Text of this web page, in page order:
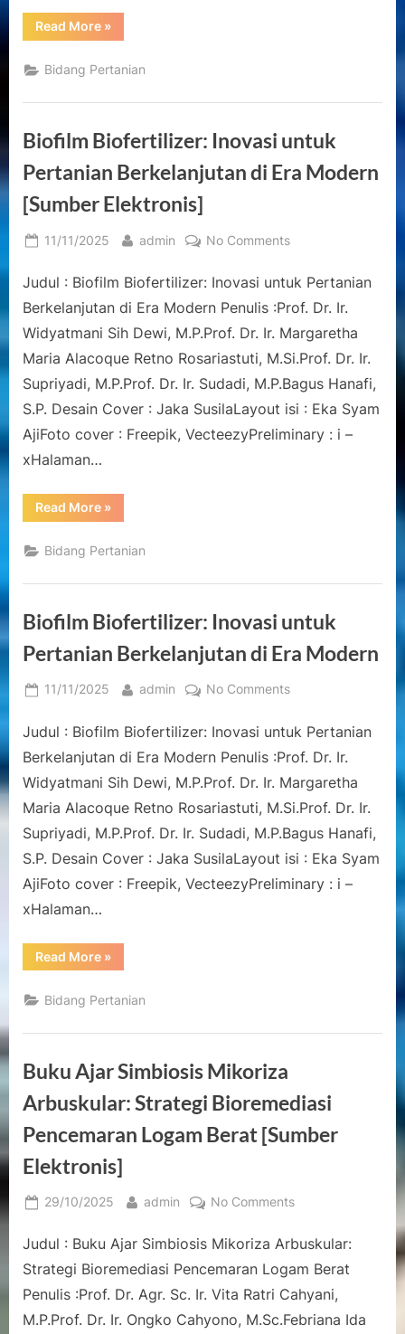
Read More“Galeri
Tumbuhan
di
Lingkungan
Universitas
Edible
Fruits”
»
Bidang Pertanian
Biofilm Biofertilizer: Inovasi untuk
Pertanian Berkelanjutan di Era Modern
[Sumber Elektronis]
Posted
11/11/2025 By
admin No Commentson
Biofertilizer:
Inovasi
Pertanian
Berkelanjutan
di
Era
Modern
[Sumber
Judul : Biofilm Biofertilizer: Inovasi untuk Pertanian
Berkelanjutan di Era Modern Penulis :Prof. Dr. Ir.
Widyatmani Sih Dewi, M.P.Prof. Dr. Ir. Margaretha
Maria Alacoque Retno Rosariastuti, M.Si.Prof. Dr. Ir.
Supriyadi, M.P.Prof. Dr. Ir. Sudadi, M.P.Bagus Hanafi,
S.P. Desain Cover : Jaka SusilaLayout isi : Eka Syam
AjiFoto cover : Freepik, VecteezyPreliminary : i –
xHalaman…
Read More“Biofilm
Biofertilizer:
untuk
Pertanian
di
[Sumber
Elektronis]”
»
Bidang Pertanian
Biofilm Biofertilizer: Inovasi untuk
Pertanian Berkelanjutan di Era Modern
Posted
11/11/2025 By
admin No Commentson
Biofertilizer:
Inovasi
Pertanian
Berkelanjutan
di
Era
Modern
Judul : Biofilm Biofertilizer: Inovasi untuk Pertanian
Berkelanjutan di Era Modern Penulis :Prof. Dr. Ir.
Widyatmani Sih Dewi, M.P.Prof. Dr. Ir. Margaretha
Maria Alacoque Retno Rosariastuti, M.Si.Prof. Dr. Ir.
Supriyadi, M.P.Prof. Dr. Ir. Sudadi, M.P.Bagus Hanafi,
S.P. Desain Cover : Jaka SusilaLayout isi : Eka Syam
AjiFoto cover : Freepik, VecteezyPreliminary : i –
xHalaman…
Read More“Biofilm
Biofertilizer:
untuk
Pertanian
di
»
Bidang Pertanian
Buku Ajar Simbiosis Mikoriza
Arbuskular: Strategi Bioremediasi
Pencemaran Logam Berat [Sumber
Elektronis]
Posted
29/10/2025 By
admin No Commentson
Ajar
Simbiosis
Arbuskular:
Strategi
Judul : Buku Ajar Simbiosis Mikoriza Arbuskular:
Strategi Bioremediasi Pencemaran Logam Berat
Penulis :Prof. Dr. Agr. Sc. Ir. Vita Ratri Cahyani,
M.P.Prof. Dr. Ir. Ongko Cahyono, M.Sc.Febriana Ida